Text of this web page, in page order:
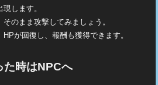
します。
のまま攻撃してみましょう。
が回復し、報酬も獲得できます。
た時はNPCへ